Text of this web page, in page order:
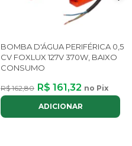
BOMBA D'ÁGUA PERIFÉRICA 0,5
CV FOXLUX 127V 370W, BAIXO
CONSUMO
R$ 162,80 R$ 161,32 no Pix
ADICIONAR